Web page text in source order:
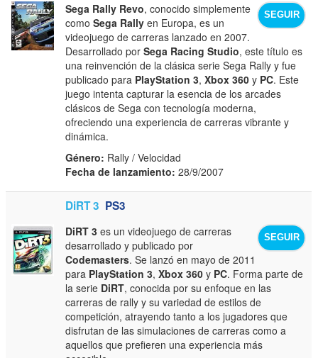
SEGUIR
Sega Rally Revo, conocido simplemente
comoSega Rally en Europa, es un
videojuego de carreras lanzado en 2007.
Desarrollado porSega Racing Studio, este título es
una reinvención de la clásica serie Sega Rally y fue
publicado para PlayStation 3,Xbox 360 y PC. Este
juego intenta capturar la esencia de los arcades
clásicos de Sega con tecnología moderna,
ofreciendo una experiencia de carreras vibrante y
dinámica.
Género: Rally / Velocidad
Fecha de lanzamiento: 28/9/2007
DiRT 3 PS3
SEGUIR
DiRT 3 es un videojuego de carreras
desarrollado y publicado por
Codemasters. Se lanzó en mayo de 2011
para PlayStation 3,Xbox 360 y PC. Forma parte de
la serie DiRT, conocida por su enfoque en las
carreras de rally y su variedad de estilos de
competición, atrayendo tanto a los jugadores que
disfrutan de las simulaciones de carreras como a
aquellos que prefieren una experiencia más